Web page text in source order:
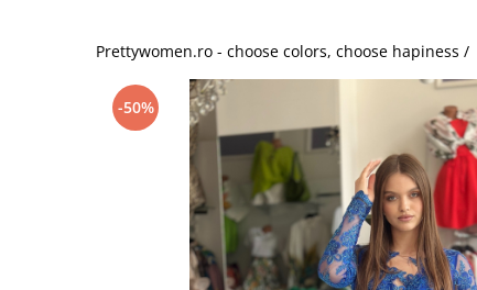
Prettywomen.ro - choose colors, choose hapiness /
-50%